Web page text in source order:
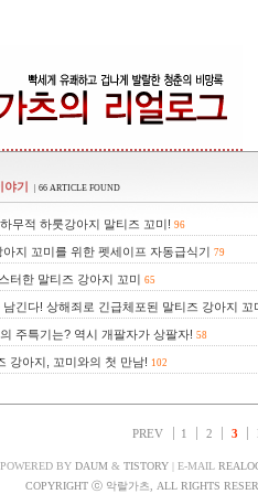
야기 | 66 ARTICLE FOUND
무적 하룻강아지 말티즈 꼬미! 96
지 꼬미를 위한 펫세이프 자동급식기 79
터한 말티즈 강아지 꼬미 65
남긴다! 상해죄로 긴급체포된 말티즈 강아지 꼬
주특기는? 역시 개팔자가 상팔자! 58
강아지, 꼬미와의 첫 만남! 102
PREV 1 2 3
POWERED BY DAUM & TISTORY | E-MAIL
COPYRIGHT ⓒ 악랄가츠, ALL RIGHTS